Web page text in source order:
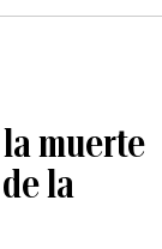
muerte
la